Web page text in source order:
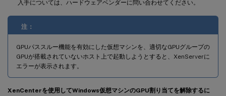
入手については、ハードウェアベンダーに問い合わせてください。
注：
GPUパススルー機能を有効にした仮想マシンを、適切なGPUグループの
GPUが搭載されていないホスト上で起動しようとすると、XenServerに
エラーが表示されます。
XenCenterを使用してWindows仮想マシンのGPU割り当てを解除するに